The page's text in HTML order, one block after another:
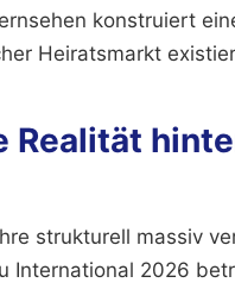
konstruiert
Heiratsmarkt
strukturell massiv
International 2026